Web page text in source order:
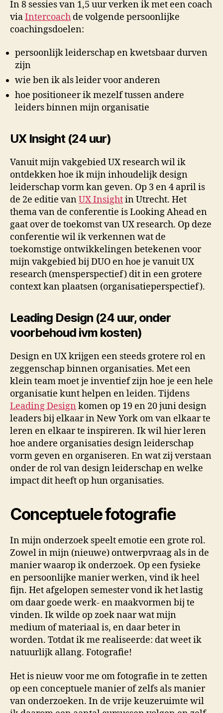
In 8 sessies van 1,5 uur verken ik met een coach
viaIntercoach de volgende persoonlijke
coachingsdoelen:
persoonlijk leiderschap en kwetsbaar durven
zijn
wie ben ik als leider voor anderen
hoe positioneer ik mezelf tussen andere
leiders binnen mijn organisatie
UX Insight (24 uur)
Vanuit mijn vakgebied UX research wil ik
ontdekken hoe ik mijn inhoudelijk design
leiderschap vorm kan geven. Op 3 en 4 april is
de 2e editie vanUX Insightin Utrecht. Het
thema van de conferentie is Looking Ahead en
gaat over de toekomst van UX research. Op deze
conferentie wil ik verkennen wat de
toekomstige ontwikkelingen betekenen voor
mijn vakgebied bij DUO en hoe je vanuit UX
research (mensperspectief) dit in een grotere
context kan plaatsen (organisatieperspectief).
Leading Design (24 uur, onder
voorbehoud ivm kosten)
Design en UX krijgen een steeds grotere rol en
zeggenschap binnen organisaties. Met een
klein team moet je inventief zijn hoe je een hele
organisatie kunt helpen en leiden. Tijdens
Leading Design komen op 19 en 20 juni design
leaders bij elkaar in New York om van elkaar te
leren en elkaar te inspireren. Ik wil hier leren
hoe andere organisaties design leiderschap
vorm geven en organiseren. En wat zij verstaan
onder de rol van design leiderschap en welke
impact dit heeft op hun organisaties.
Conceptuele fotografie
In mijn onderzoek speelt emotie een grote rol.
Zowel in mijn (nieuwe) ontwerpvraag als in de
manier waarop ik onderzoek. Op een fysieke
en persoonlijke manier werken, vind ik heel
fijn. Het afgelopen semester vond ik het lastig
om daar goede werk- en maakvormen bij te
vinden. Ik wilde op zoek naar wat mijn
medium of materiaal is, en daar beter in
worden. Totdat ik me realiseerde: dat weet ik
natuurlijk allang. Fotografie!
Het is nieuw voor me om fotografie in te zetten
op een conceptuele manier of zelfs als manier
van onderzoeken. In de vrije keuzeruimte wil